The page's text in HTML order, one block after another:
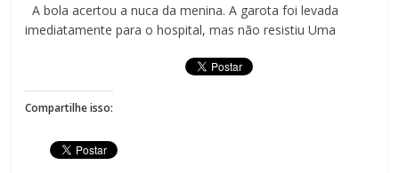
A bola acertou a nuca da menina. A garota foi levada
imediatamente para o hospital, mas não resistiu Uma
Compartilhe isso: